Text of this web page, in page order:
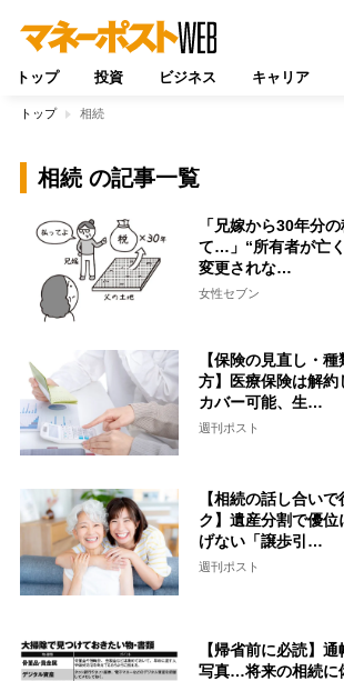
トップ 投資 ビジネス キャリア
トップ 相続
相続 の記事一覧
「兄嫁から30年分
て…」“所有者が亡
変更されな…
女性セブン
【保険の見直し・
方】医療保険は解
カバー可能、生…
週刊ポスト
【相続の話し合い
ク】遺産分割で優位
げない「譲歩引…
週刊ポスト
【帰省前に必読】
写真…将来の相続に